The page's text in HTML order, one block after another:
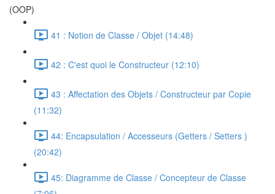
(OOP)
41 : Notion de Classe / Objet (14:48)
42 : C'est quoi le Constructeur (12:10)
43 : Affectation des Objets / Constructeur par Copie
(11:32)
44: Encapsulation / Accesseurs (Getters / Setters )
(20:42)
45: Diagramme de Classe / Concepteur de Classe